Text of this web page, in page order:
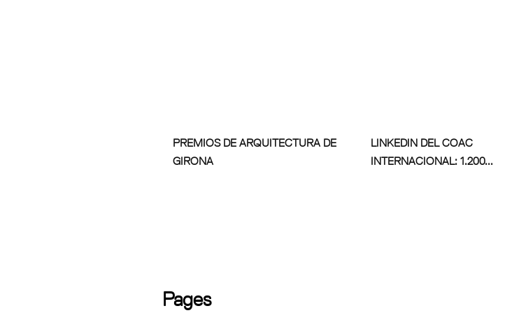
PREMIOS DE ARQUITECTURA DE
GIRONA
LINKEDIN DEL COAC
INTERNACIONAL: 1.200...
Pages